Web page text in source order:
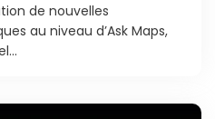
de nouvelles
au niveau d’Ask Maps,